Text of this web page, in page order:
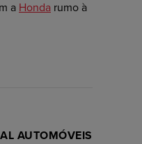
a Honda rumo à
AUTOMÓVEIS